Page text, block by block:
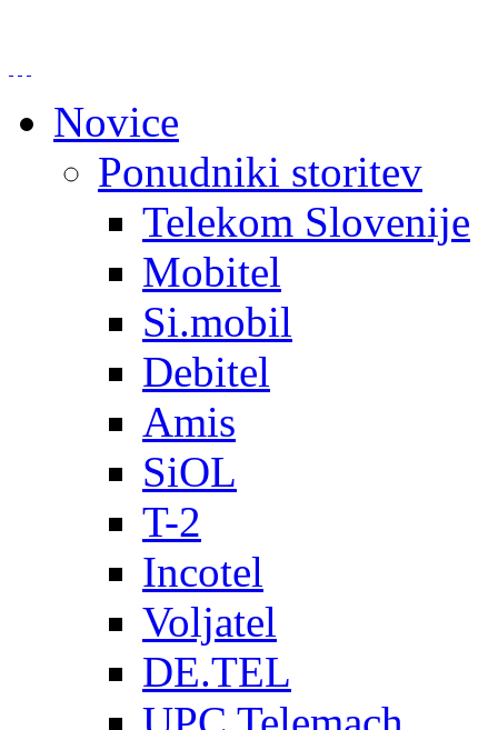
Novice
Ponudniki storitev
Telekom Slovenije
Mobitel
Si.mobil
Debitel
Amis
SiOL
T-2
Incotel
Voljatel
DE.TEL